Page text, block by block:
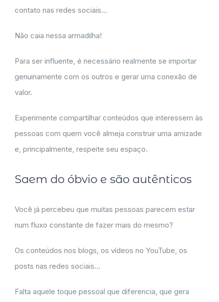
contato nas redes sociais…
Não caia nessa armadilha!
Para ser influente, é necessário realmente se importar
genuinamente com os outros e gerar uma conexão de
valor.
Experimente compartilhar conteúdos que interessem às
pessoas com quem você almeja construir uma amizade
e, principalmente, respeite seu espaço.
Saem do óbvio e são autênticos
Você já percebeu que muitas pessoas parecem estar
num fluxo constante de fazer mais do mesmo?
Os conteúdos nos blogs, os vídeos no YouTube, os
posts nas redes sociais…
Falta aquele toque pessoal que diferencia, que gera